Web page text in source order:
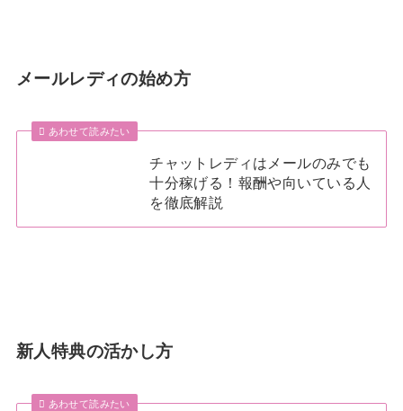
メールレディの始め方
あわせて読みたい
チャットレディはメールのみでも
十分稼げる！報酬や向いている人
を徹底解説
新人特典の活かし方
あわせて読みたい